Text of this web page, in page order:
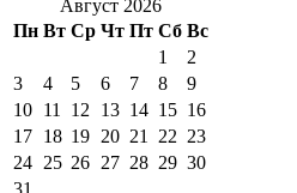
Август 2026
Пн Вт Ср Чт Пт Сб Вс
1
2
3
4 5 6 7 8
9
10 11 12 13 14 15 16
17 18 19 20 21 22 23
24 25 26 27 28 29 30
31